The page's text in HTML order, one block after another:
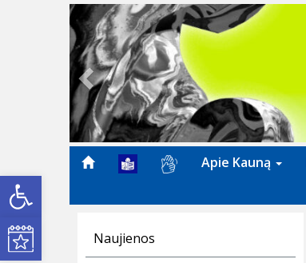
Open toolbar
Kultūros renginiai
Previous
Apie Kauną
Naujienos